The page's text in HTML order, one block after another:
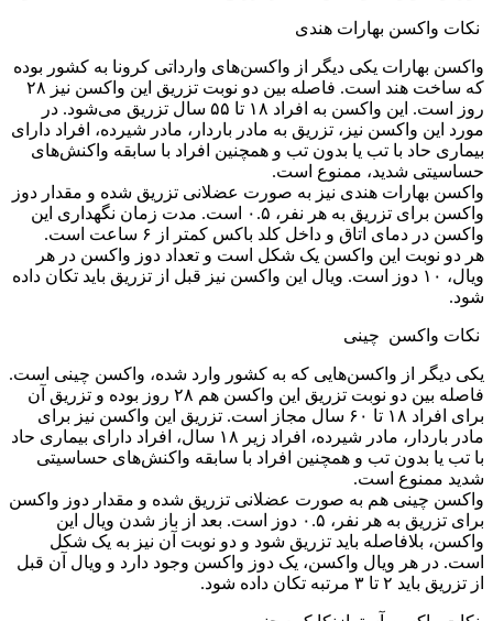
نکات واکسن بهارات هندی
واکسن بهارات یکی دیگر از واکسن‌های وارداتی کرونا به کشور بوده
که ساخت هند است. فاصله بین دو نوبت تزریق این واکسن نیز ۲۸
روز است. این واکسن به افراد ۱۸ تا ۵۵ سال تزریق می‌شود. در
مورد این واکسن نیز، تزریق به مادر باردار، مادر شیرده، افراد دارای
بیماری حاد با تب یا بدون تب و همچنین افراد با سابقه واکنش‌های
حساسیتی شدید، ممنوع است.
واکسن بهارات هندی نیز به صورت عضلانی تزریق شده و مقدار دوز
واکسن برای تزریق به هر نفر، ۰.۵ است. مدت زمان نگهداری این
واکسن در دمای اتاق و داخل کلد باکس کمتر از ۶ ساعت است.
هر دو نوبت این واکسن یک شکل است و تعداد دوز واکسن در هر
ویال، ۱۰ دوز است. ویال این واکسن نیز قبل از تزریق باید تکان داده
شود.
نکات واکسن چینی
یکی دیگر از واکسن‌هایی که به کشور وارد شده، واکسن چینی است.
فاصله بین دو نوبت تزریق این واکسن هم ۲۸ روز بوده و تزریق آن
برای افراد ۱۸ تا ۶۰ سال مجاز است. تزریق این واکسن نیز برای
مادر باردار، مادر شیرده، افراد زیر ۱۸ سال، افراد دارای بیماری حاد
با تب یا بدون تب و همچنین افراد با سابقه واکنش‌های حساسیتی
شدید ممنوع است.
واکسن چینی هم به صورت عضلانی تزریق شده و مقدار دوز واکسن
برای تزریق به هر نفر، ۰.۵ دوز است. بعد از باز شدن ویال این
واکسن، بلافاصله باید تزریق شود و دو نوبت آن نیز به یک شکل
است. در هر ویال واکسن، یک دوز واکسن وجود دارد و ویال آن قبل
از تزریق باید ۲ تا ۳ مرتبه تکان داده شود.